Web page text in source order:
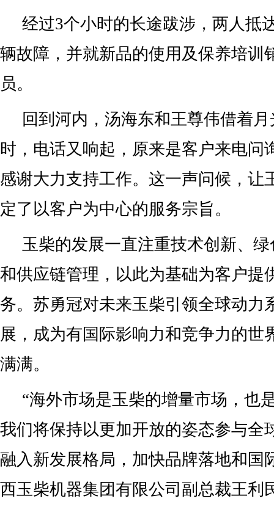
经过3个小时的长途跋涉，两人抵
辆故障，并就新品的使用及保养培训
员。
回到河内，汤海东和王尊伟借着
时，电话又响起，原来是客户来电问
感谢大力支持工作。这一声问候，让
定了以客户为中心的服务宗旨。
玉柴的发展一直注重技术创新、
和供应链管理，以此为基础为客户提
务。苏勇冠对未来玉柴引领全球动力
展，成为有国际影响力和竞争力的世
满满。
“海外市场是玉柴的增量市场，也
我们将保持以更加开放的姿态参与全
融入新发展格局，加快品牌落地和国
西玉柴机器集团有限公司副总裁王利